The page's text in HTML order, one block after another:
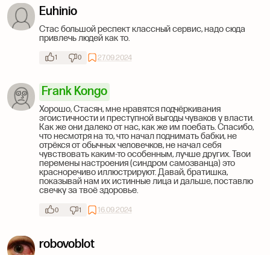
Euhinio
Стас большой респект классный сервис, надо сюда
привлечь людей как то.
1 0 27.09.2024
Frank Kongo
Хорошо, Стасян, мне нравятся подчёркивания
эгоистичности и преступной выгоды чуваков у власти.
Как же они далеко от нас, как же им поебать. Спасибо,
что несмотря на то, что начал поднимать бабки, не
отрёкся от обычных человечков, не начал себя
чувствовать каким-то особенным, лучше других. Твои
перемены настроения (синдром самозванца) это
красноречиво иллюстрируют. Давай, братишка,
показывай нам их истинные лица и дальше, поставлю
свечку за твоё здоровье.
0 1 16.09.2024
robovoblot